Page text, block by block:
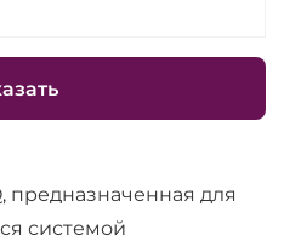
предназначенная для
системой